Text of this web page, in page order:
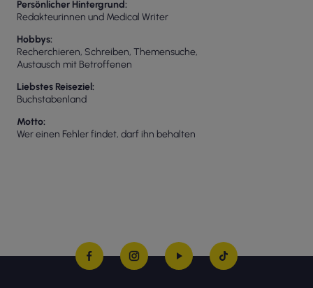
Persönlicher Hintergrund
Redakteurinnen und Medical Writer
Hobbys
Recherchieren, Schreiben, Themensuche,
Austausch mit Betroffenen
Liebstes Reiseziel
Buchstabenland
Motto
Wer einen Fehler findet, darf ihn behalten